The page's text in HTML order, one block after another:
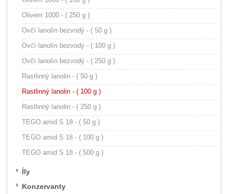
Olivem 1000 - ( 250 g )
Ovčí lanolín bezvodý - ( 50 g )
Ovčí lanolín bezvodý - ( 100 g )
Ovčí lanolín bezvodý - ( 250 g )
Rastlinný lanolin - ( 50 g )
Rastlinný lanolin - ( 100 g )
Rastlinný lanolin - ( 250 g )
TEGO amid S 18 - ( 50 g )
TEGO amid S 18 - ( 100 g )
TEGO amid S 18 - ( 500 g )
Íly
Konzervanty